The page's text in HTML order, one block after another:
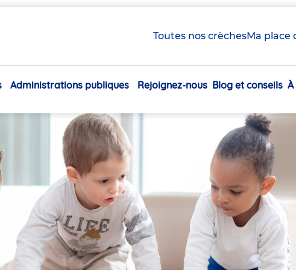
Toutes nos crèchesMa place
Navigation
Administrations publiques Rejoignez-nous Blog et conseils